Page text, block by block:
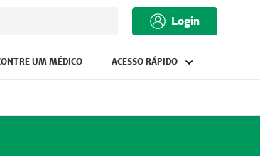
Login
UM MÉDICO ACESSO RÁPIDO